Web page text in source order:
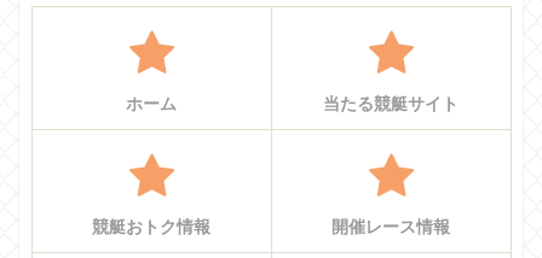
ホーム 当たる競艇サイト
競艇おトク情報 開催レース情報